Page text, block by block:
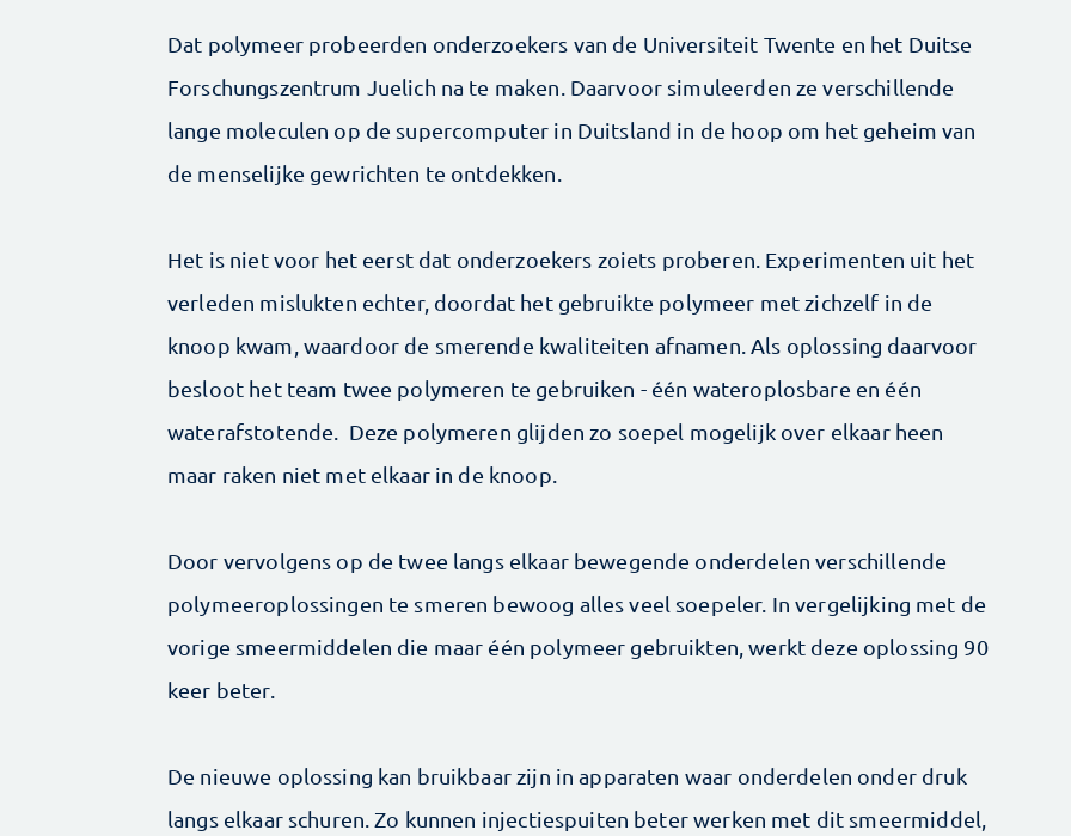
Dat polymeer probeerden onderzoekers van de Universiteit Twente en het Duitse
Forschungszentrum Juelich na te maken. Daarvoor simuleerden ze verschillende
lange moleculen op de supercomputer in Duitsland in de hoop om het geheim van
de menselijke gewrichten te ontdekken.
Het is niet voor het eerst dat onderzoekers zoiets proberen. Experimenten uit het
verleden mislukten echter, doordat het gebruikte polymeer met zichzelf in de
knoop kwam, waardoor de smerende kwaliteiten afnamen. Als oplossing daarvoor
besloot het team twee polymeren te gebruiken - één wateroplosbare en één
waterafstotende. Deze polymeren glijden zo soepel mogelijk over elkaar heen
maar raken niet met elkaar in de knoop.
Door vervolgens op de twee langs elkaar bewegende onderdelen verschillende
polymeeroplossingen te smeren bewoog alles veel soepeler. In vergelijking met de
vorige smeermiddelen die maar één polymeer gebruikten, werkt deze oplossing 90
keer beter.
De nieuwe oplossing kan bruikbaar zijn in apparaten waar onderdelen onder druk
langs elkaar schuren. Zo kunnen injectiespuiten beter werken met dit smeermiddel,